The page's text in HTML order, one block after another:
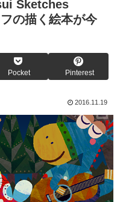
Sketches
の描く絵本が今
Pocket Pinterest
2016.11.19